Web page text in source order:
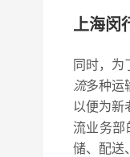
上海闵
同时，为
流多种运
以便为新
流业务部
储、配送